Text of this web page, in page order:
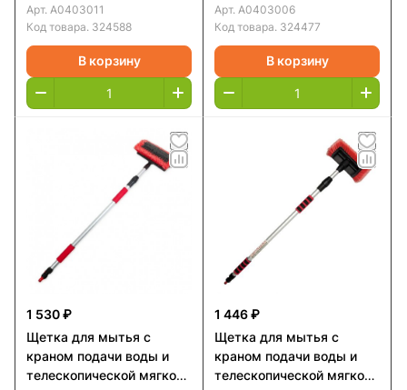
Арт. A0403011
Код товара. 324588
В корзину
Арт. A0403006
Код товара. 324477
В корзину
1 530 ₽
Щетка для мытья с
краном подачи воды и
телескопической мягкой
1 446 ₽
Щетка для мытья с
краном подачи воды и
телескопической мягкой